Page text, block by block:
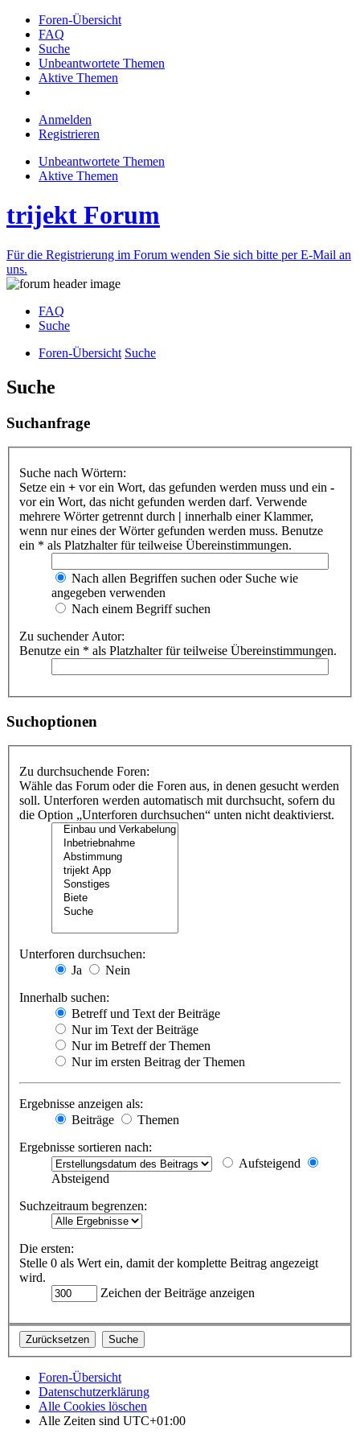
Foren-Übersicht
FAQ
Suche
Unbeantwortete Themen
Aktive Themen
Anmelden
Registrieren
Unbeantwortete Themen
Aktive Themen
trijekt Forum
Für die Registrierung im Forum wenden Sie sich bitte per E-Mail an
uns.
FAQ
Suche
Foren-Übersicht Suche
Suche
Suchanfrage
Suche nach Wörtern:
Setze ein + vor ein Wort, das gefunden werden muss und ein -
vor ein Wort, das nicht gefunden werden darf. Verwende
mehrere Wörter getrennt durch | innerhalb einer Klammer,
wenn nur eines der Wörter gefunden werden muss. Benutze
ein * als Platzhalter für teilweise Übereinstimmungen.
Nach allen Begriffen suchen oder Suche wie
angegeben verwenden
Nach einem Begriff suchen
Zu suchender Autor:
Benutze ein * als Platzhalter für teilweise Übereinstimmungen.
Suchoptionen
Zu durchsuchende Foren:
Wähle das Forum oder die Foren aus, in denen gesucht werden
soll. Unterforen werden automatisch mit durchsucht, sofern du
die Option „Unterforen durchsuchen“ unten nicht deaktivierst.
Unterforen durchsuchen:
Ja
Nein
Innerhalb suchen:
Betreff und Text der Beiträge
Nur im Text der Beiträge
Nur im Betreff der Themen
Nur im ersten Beitrag der Themen
Ergebnisse anzeigen als:
Beiträge
Themen
Ergebnisse sortieren nach:
Aufsteigend
Absteigend
Suchzeitraum begrenzen:
Die ersten:
Stelle 0 als Wert ein, damit der komplette Beitrag angezeigt
wird.
Zeichen der Beiträge anzeigen
Foren-Übersicht
Datenschutzerklärung
Alle Cookies löschen
Alle Zeiten sind UTC+01:00